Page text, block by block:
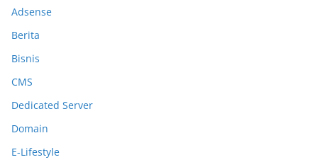
Adsense
Berita
Bisnis
CMS
Dedicated Server
Domain
E-Lifestyle